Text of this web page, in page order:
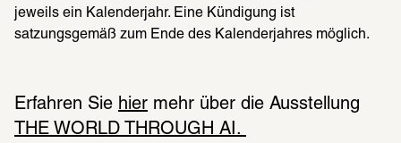
jeweils ein Kalenderjahr. Eine Kündigung ist
satzungsgemäß zum Ende des Kalenderjahres möglich.
Erfahren Sie hier
THE WORLD THROUGH AI.